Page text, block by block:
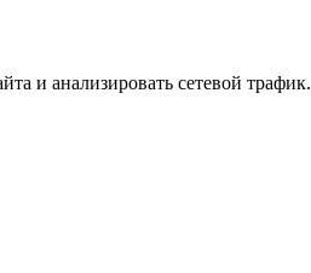
и анализировать сетевой трафик.